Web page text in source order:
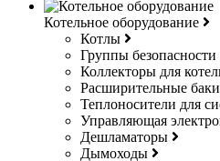
Котельное оборудование
Котлы
Группы безопасности
Коллекторы для
Расширительные
Теплоносители для
Управляющая
Дешламаторы
Дымоходы